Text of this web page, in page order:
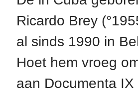
Ricardo Brey
al sinds 1990 in
Hoet hem vroeg
aan Documenta